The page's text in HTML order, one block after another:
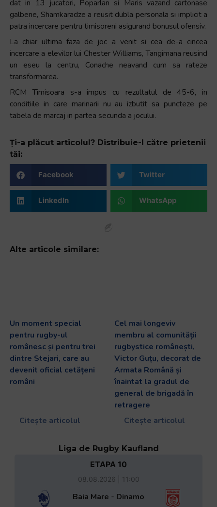
dat in 13 jucatori, Poparlan si Maris vazand cartonase
galbene, Shamkaradze a reusit dubla personala si implicit a
patra incercare pentru timisoreni asigurand bonusul ofensiv.
La chiar ultima faza de joc a venit si cea de-a cincea
incercare a elevilor lui Chester Williams, Tangimana reusind
un eseu la centru, Conache neavand cum sa rateze
transformarea.
RCM Timisoara s-a impus cu rezultatul de 45-6, in
conditiile in care marinarii nu au izbutit sa puncteze pe
tabela de marcaj in partea secunda a jocului.
Ți-a plăcut articolul? Distribuie-l către prietenii
tăi:
Facebook Twitter
LinkedIn WhatsApp
Alte articole similare:
Un moment special
pentru rugby-ul
românesc și pentru trei
dintre Stejari, care au
devenit oficial cetățeni
români
Citește articolul
Cel mai longeviv
membru al comunității
rugbystice românești,
Victor Guțu, decorat de
Armata Română și
înaintat la gradul de
general de brigadă în
retragere
Citește articolul
Liga de Rugby Kaufland
ETAPA 10
08.08.2026 | 11:00
Baia Mare - Dinamo